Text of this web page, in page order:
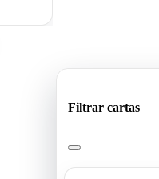
Filtrar cartas